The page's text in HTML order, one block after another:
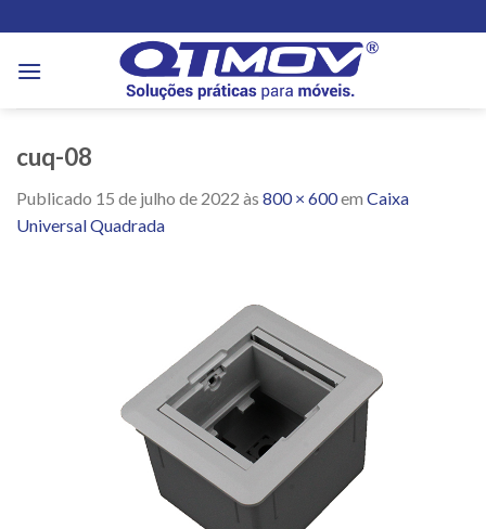
to
content
cuq-08
Publicado 15 de julho de 2022 às 800 × 600em Caixa
Universal Quadrada